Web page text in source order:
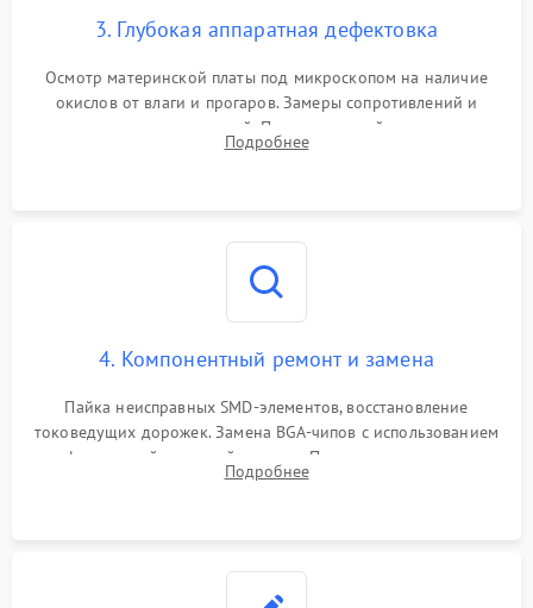
3. Глубокая аппаратная дефектовка
Осмотр материнской платы под микроскопом на наличие
окислов от влаги и прогаров. Замеры сопротивлений и
дежурных напряжений. Проверка цепей питания,
мультиконтроллера, процессора и видеочипа.
Подробнее
4. Компонентный ремонт и замена
Пайка неисправных SMD-элементов, восстановление
токоведущих дорожек. Замена BGA-чипов с использованием
инфракрасной паяльной станции. Прошивка микросхемы
BIOS или замена поврежденных портов USB
Подробнее